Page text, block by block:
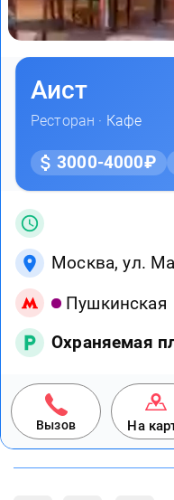
Аист
Ресторан · Кафе
3000-4000₽
Москва, ул.
Пушкинская
Охраняемая
Вызов На